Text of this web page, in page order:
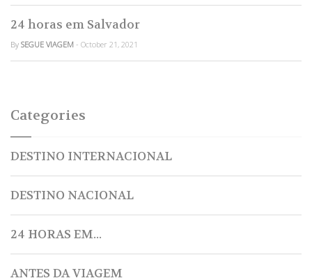
24 horas em Salvador
By SEGUE VIAGEM - October 21, 2021
Categories
DESTINO INTERNACIONAL
DESTINO NACIONAL
24 HORAS EM...
ANTES DA VIAGEM